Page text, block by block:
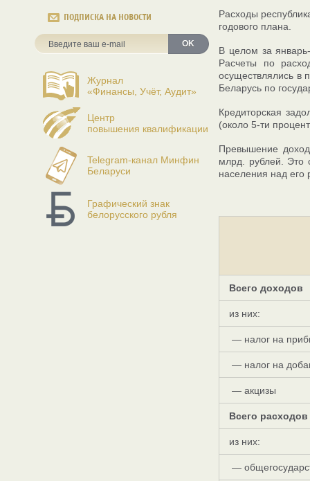
ПОДПИСКА НА НОВОСТИ
OK
Журнал
«Финансы, Учёт, Аудит»
Центр
повышения квалификации
Telegram-канал Минфин
Беларуси
Графический знак
белорусского рубля
Расходы
годового плана.
В целом за
Расчеты по
осуществлялись в
Беларусь по
Кредиторская
(около 5-ти
Превышение
млрд. рублей. Это
населения над его
Всего доходов
из них:
— налог на
— налог на
— акцизы
Всего расходов
из них:
—